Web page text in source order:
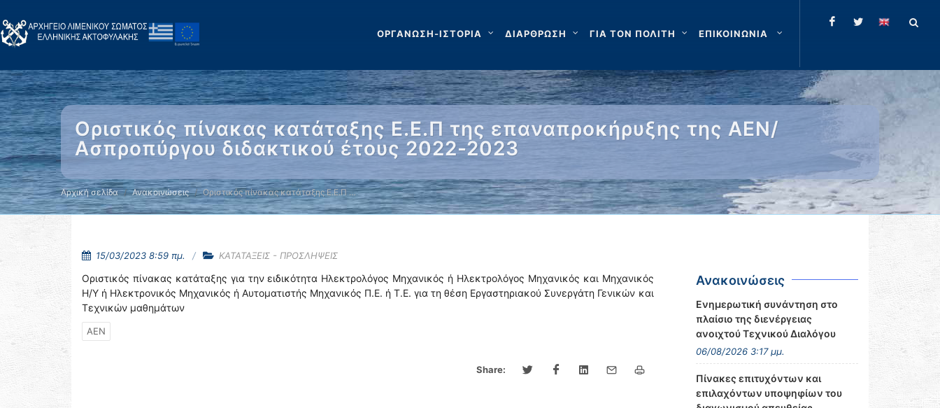
ΟΡΓΑΝΩΣΗ-ΙΣΤΟΡΙΑ ΔΙΑΡΘΡΩΣΗ ΓΙΑ ΤΟΝ ΠΟΛΙΤΗ ΕΠΙΚΟΙΝΩΝΙΑ
Οριστικός πίνακας κατάταξης Ε.Ε.Π της επαναπροκήρυξης της ΑΕΝ/
Ασπροπύργου διδακτικού έτους 2022-2023
Αρχική σελίδα Ανακοινώσεις Οριστικός πίνακας κατάταξης Ε.Ε.Π …
15/03/2023 8:59 πμ. ΚΑΤΑΤΑΞΕΙΣ - ΠΡΟΣΛΗΨΕΙΣ
Οριστικός πίνακας κατάταξης για την ειδικότητα Ηλεκτρολόγος Μηχανικός ή Ηλεκτρολόγος Μηχανικός και Μηχανικός
Η/Υ ή Ηλεκτρονικός Μηχανικός ή Αυτοματιστής Μηχανικός Π.Ε. ή Τ.Ε. για τη θέση Εργαστηριακού Συνεργάτη Γενικών και
Τεχνικών μαθημάτων
ΑΕΝ
Share:
Ανακοινώσεις
Ενημερωτική συνάντηση στο
πλαίσιο της διενέργειας
ανοιχτού Τεχνικού Διαλόγου
06/08/2026 3:17 μμ.
Πίνακες επιτυχόντων και
επιλαχόντων υποψηφίων του